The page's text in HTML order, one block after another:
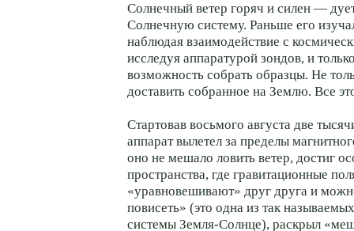
Солнечный ветер горяч и силен —
Солнечную систему. Раньше его
наблюдая взаимодействие с
исследуя аппаратурой зондов, и
возможность собрать образцы. Не
доставить собранное на Землю. Все
Стартовав восьмого августа две
аппарат вылетел за пределы
оно не мешало ловить ветер, достиг
пространства, где гравитационные
«уравновешивают» друг друга и
повисеть» (это одна из так
системы Земля-Солнце), раскрыл